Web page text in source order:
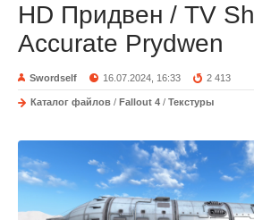
HD Придвен / TV
Accurate Prydwen
Swordself 16.07.2024, 16:33 2 413
Каталог файлов / Fallout 4 / Текстуры